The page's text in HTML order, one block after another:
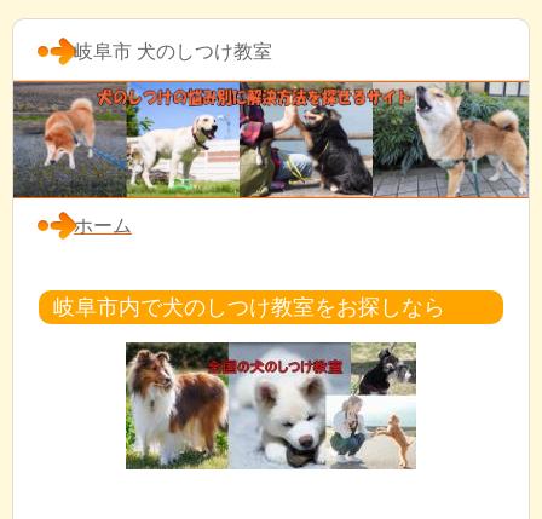
岐阜市 犬のしつけ教室
ホーム
岐阜市内で犬のしつけ教室をお探しなら